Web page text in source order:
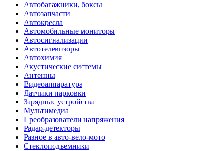
Автобагажники, боксы
Автозапчасти
Автокресла
Автомобильные мониторы
Автосигнализации
Автотелевизоры
Автохимия
Акустические системы
Антенны
Видеоаппаратура
Датчики парковки
Зарядные устройства
Мультимедиа
Преобразователи напряжения
Радар-детекторы
Разное в авто-вело-мото
Стеклоподъемники